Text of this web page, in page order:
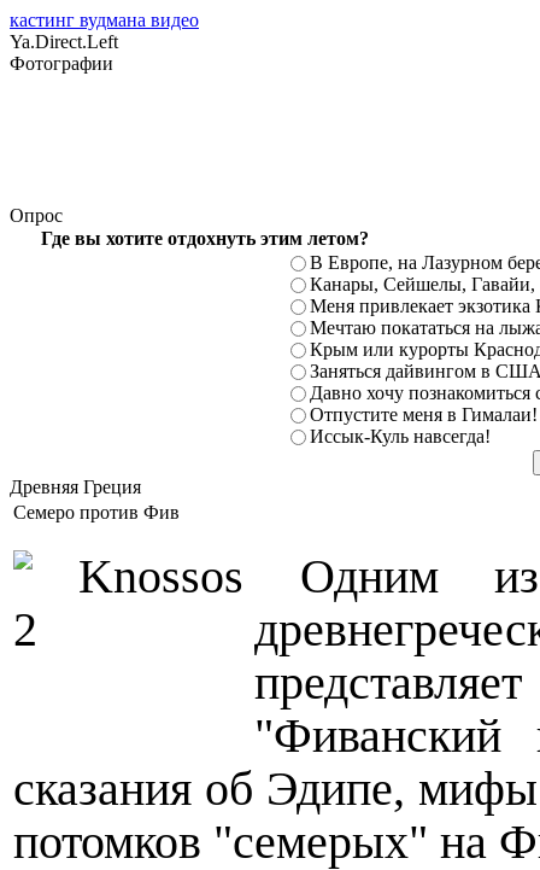
кастинг вудмана видео
Ya.Direct.Left
Фотографии
Опрос
Где вы хотите отдохнуть этим летом?
В Европе, на Лазурном
Канары, Сейшелы,
Меня привлекает экзотика
Мечтаю покататься на
Крым или курорты
Заняться дайвингом в
Давно хочу
Отпустите меня в Гималаи!
Иссык-Куль навсегда!
Древняя Греция
Семеро против Фив
Одним из
сказания об Эдипе,
потомков "семерых" на